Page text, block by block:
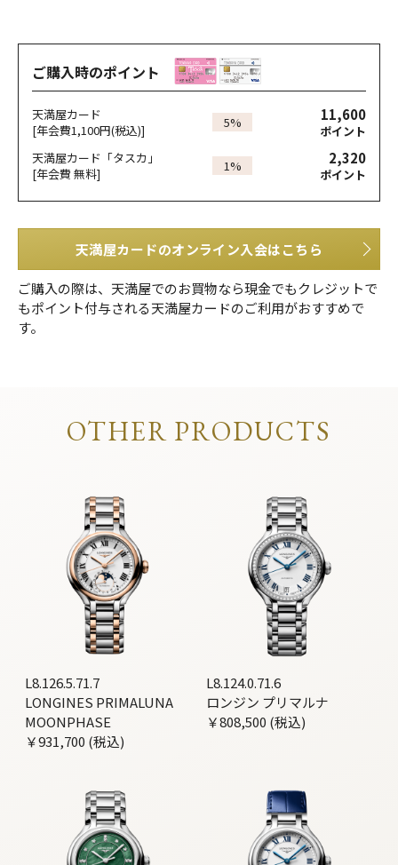
ご購入時のポイント
天満屋カード
[年会費1,100円(税込)]
5% 11,600
ポイント
天満屋カード「タスカ」
[年会費 無料]
1% 2,320
ポイント
天満屋カードのオンライン入会はこちら
ご購入の際は、天満屋でのお買物なら現金でもクレジットで
もポイント付与される天満屋カードのご利用がおすすめで
す。
OTHER PRODUCTS
L8.126.5.71.7
LONGINES PRIMALUNA
MOONPHASE
￥931,700 (税込)
L8.124.0.71.6
ロンジン プリマルナ
￥808,500 (税込)